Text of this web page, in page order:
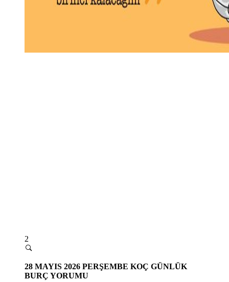
2
28 MAYIS 2026 PERŞEMBE KOÇ GÜNLÜK
BURÇ YORUMU